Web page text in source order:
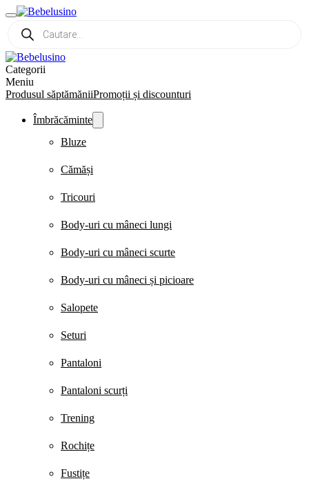
search
Categorii
Meniu
Produsul săptămăniiPromoții și discounturi
Îmbrăcăminte
Bluze
Cămăși
Tricouri
Body-uri cu mâneci lungi
Body-uri cu mâneci scurte
Body-uri cu mâneci și picioare
Salopete
Seturi
Pantaloni
Pantaloni scurți
Trening
Rochițe
Fustițe